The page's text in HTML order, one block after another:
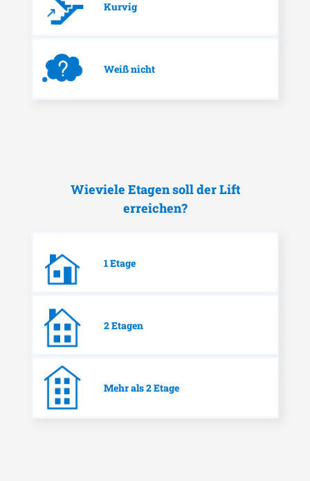
Kurvig
Weiß nicht
Wieviele Etagen soll der Lift
erreichen?
1 Etage
2 Etagen
Mehr als 2 Etage